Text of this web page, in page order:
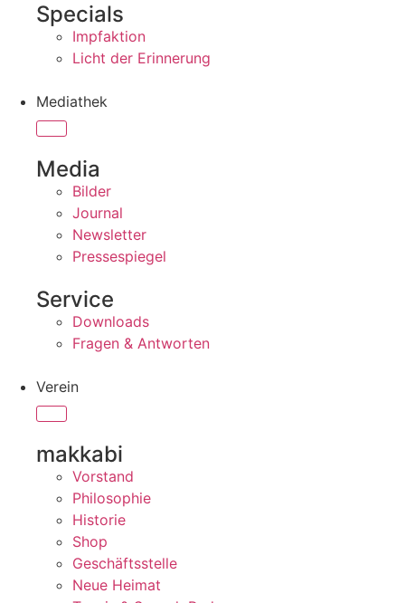
Specials
Impfaktion
Licht der Erinnerung
Mediathek
Media
Bilder
Journal
Newsletter
Pressespiegel
Service
Downloads
Fragen & Antworten
Verein
makkabi
Vorstand
Philosophie
Historie
Shop
Geschäftsstelle
Neue Heimat